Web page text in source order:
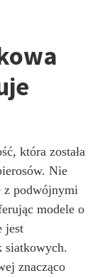
która została
Nie
z podwójnymi
modele o
jest
siatkowych.
znacząco